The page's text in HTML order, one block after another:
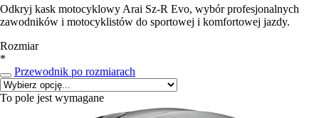
Odkryj kask motocyklowy Arai Sz-R Evo, wybór profesjonalnych
zawodników i motocyklistów do sportowej i komfortowej jazdy.
Rozmiar
*
Przewodnik po rozmiarach
To pole jest wymagane